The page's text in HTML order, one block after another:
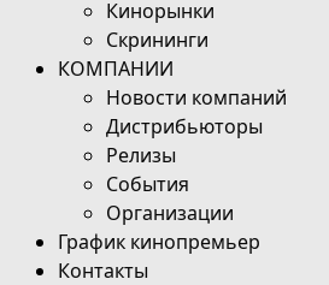
Кинорынки
Скрининги
КОМПАНИИ
Новости компаний
Дистрибьюторы
Релизы
События
Организации
График кинопремьер
Контакты